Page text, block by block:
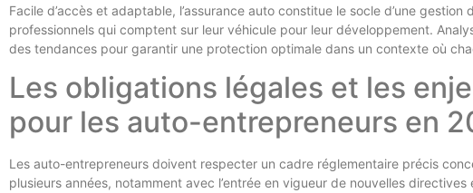
Facile d’accès et adaptable, l’assurance auto constitue le socle d’une
professionnels qui comptent sur leur véhicule pour leur développement.
des tendances pour garantir une protection optimale dans un contexte où
Les obligations légales et les
pour les auto-entrepreneurs en
Les auto-entrepreneurs doivent respecter un cadre réglementaire précis
plusieurs années, notamment avec l’entrée en vigueur de nouvelles